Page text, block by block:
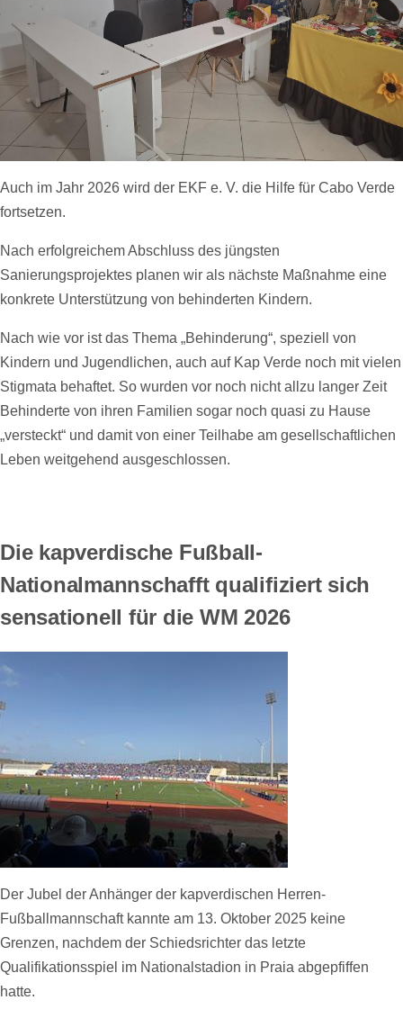
Auch im Jahr 2026 wird der EKF e. V. die Hilfe für Cabo Verde
fortsetzen.
Nach erfolgreichem Abschluss des jüngsten
Sanierungsprojektes planen wir als nächste Maßnahme eine
konkrete Unterstützung von behinderten Kindern.
Nach wie vor ist das Thema „Behinderung“, speziell von
Kindern und Jugendlichen, auch auf Kap Verde noch mit vielen
Stigmata behaftet. So wurden vor noch nicht allzu langer Zeit
Behinderte von ihren Familien sogar noch quasi zu Hause
„versteckt“ und damit von einer Teilhabe am gesellschaftlichen
Leben weitgehend ausgeschlossen.
Die kapverdische Fußball-
Nationalmannschafft qualifiziert sich
sensationell für die WM 2026
Der Jubel der Anhänger der kapverdischen Herren-
Fußballmannschaft kannte am 13. Oktober 2025 keine
Grenzen, nachdem der Schiedsrichter das letzte
Qualifikationsspiel im Nationalstadion in Praia abgepfiffen
hatte.